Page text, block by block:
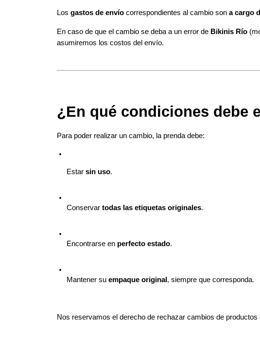
Los gastos de envío correspondientes al cambio son a cargo
En caso de que el cambio se deba a un error de Bikinis Río
asumiremos los costos del envío.
¿En qué condiciones debe
Para poder realizar un cambio, la prenda debe:
Estar sin uso.
Conservar todas las etiquetas originales.
Encontrarse en perfecto estado.
Mantener su empaque original , siempre que corresponda.
Nos reservamos el derecho de rechazar cambios de